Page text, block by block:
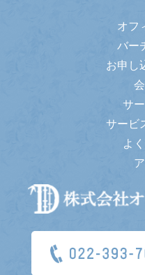
オフ
バー
お申し
サ
サービ
よ